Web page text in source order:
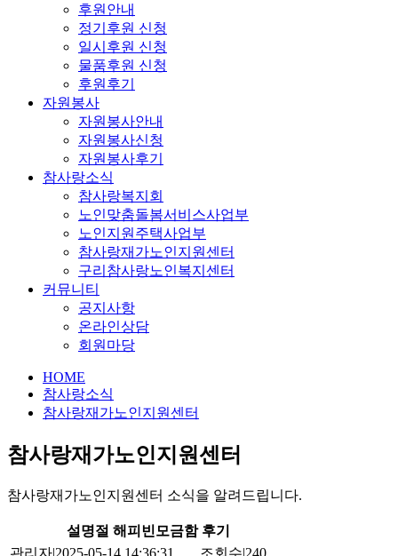
후원안내
정기후원 신청
일시후원 신청
물품후원 신청
후원후기
자원봉사
자원봉사안내
자원봉사신청
자원봉사후기
참사랑소식
참사랑복지회
노인맞춤돌봄서비스사업부
노인지원주택사업부
참사랑재가노인지원센터
구리참사랑노인복지센터
커뮤니티
공지사항
온라인상담
회원마당
HOME
참사랑소식
참사랑재가노인지원센터
참사랑재가노인지원센터
참사랑재가노인지원센터 소식을 알려드립니다.
설명절 해피빈모금함 후기
관리자|2025-05-14 14:36:31 조회수|240